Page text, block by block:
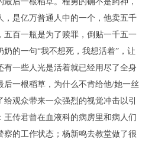
，是亿万普通人中的一个，他卖五千
五百一瓶是为了赎罪，倒贴一千五一
奶的一句“我不想死，我想活着”，让
有一些人光是活着就已经用尽了全身
后一根稻草，为什么不肯给他/她一丝
观众带来一众强烈的视觉冲击以引
传君曾在血液科的病房里和病人们
察的工作状态；杨新鸣去教堂做了很